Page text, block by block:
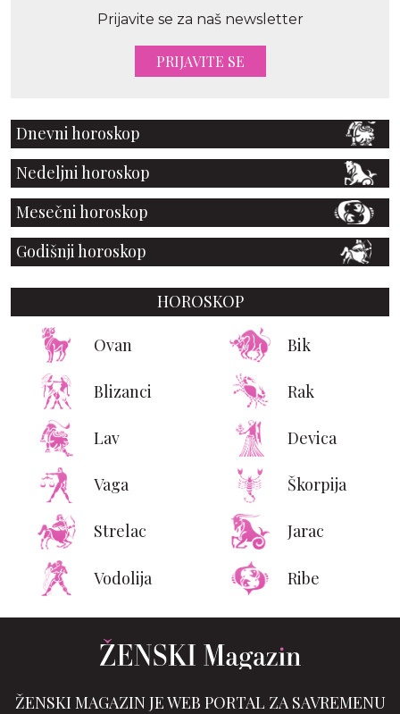
Prijavite se za naš newsletter
PRIJAVITE SE
Dnevni horoskop
Nedeljni horoskop
Mesečni horoskop
Godišnji horoskop
HOROSKOP
Ovan Bik
Blizanci Rak
Lav Devica
Vaga Škorpija
Strelac Jarac
Vodolija Ribe
ŽENSKI MAGAZIN JE WEB PORTAL ZA SAVREMENU